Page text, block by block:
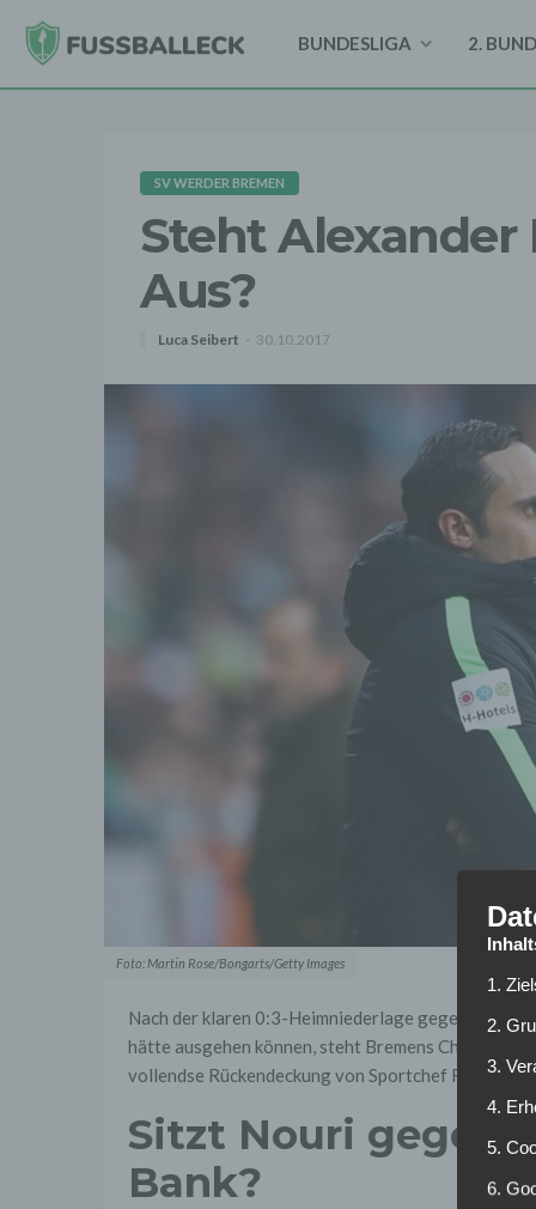
BUNDESLIGA 2.
SV WERDER BREMEN
Steht
Aus?
Luca Seibert 30.10.2017
Foto: Martin Rose/Bongarts/Getty Images
Nach der klaren 0:3-Heimniederlage gegen den
hätte ausgehen können, steht Bremens Cheftrainer
vollendse Rückendeckung von Sportchef Frank
Sitzt Nouri gegen
Bank?
1.
2.
3.
4.
5.
6.